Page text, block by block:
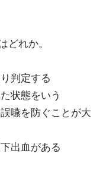
どれか。
判定する
状態をいう
嚥を防ぐことが大
出血がある